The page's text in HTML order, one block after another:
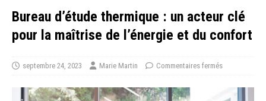
Bureau d’étude thermique : un acteur clé
pour la maîtrise de l’énergie et du confort
septembre 24, 2023 Marie Martin Commentaires fermés